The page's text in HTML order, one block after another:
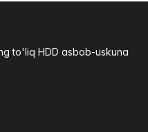
to'liq HDD asbob-uskuna